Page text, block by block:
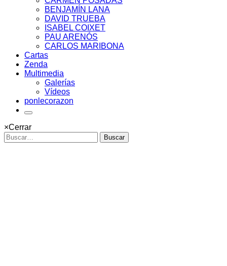
BENJAMÍN LANA
DAVID TRUEBA
ISABEL COIXET
PAU ARENÓS
CARLOS MARIBONA
Cartas
Zenda
Multimedia
Galerías
Vídeos
ponlecorazon
×Cerrar
Buscar